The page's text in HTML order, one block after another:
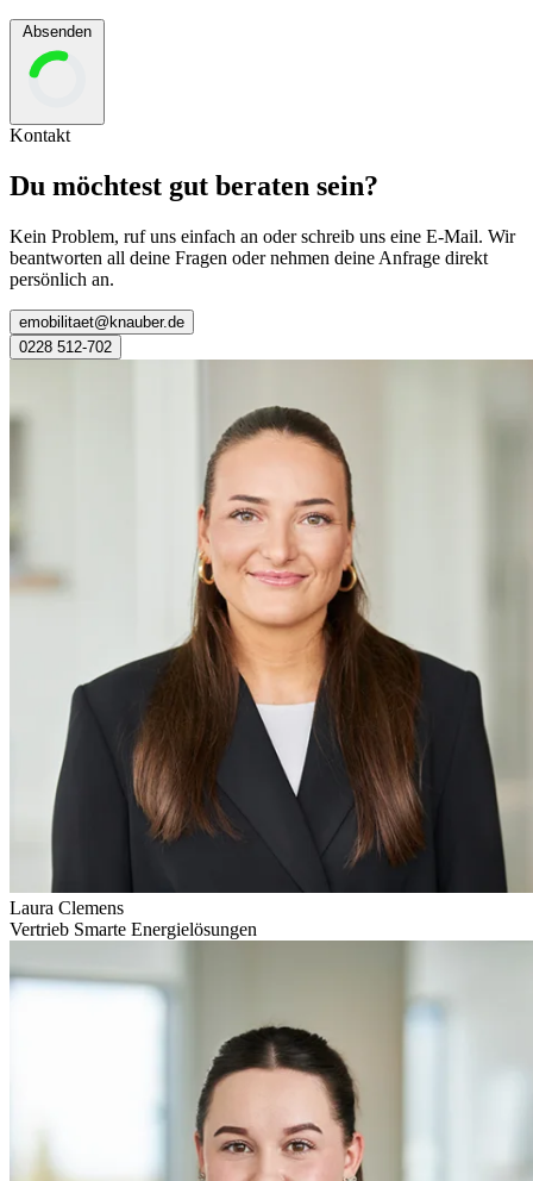
Absenden
Kontakt
Du möchtest gut beraten sein?
Kein Problem, ruf uns einfach an oder schreib uns eine E-Mail. Wir
beantworten all deine Fragen oder nehmen deine Anfrage direkt
persönlich an.
emobilitaet@knauber.de
0228 512-702
Laura Clemens
Vertrieb Smarte Energielösungen